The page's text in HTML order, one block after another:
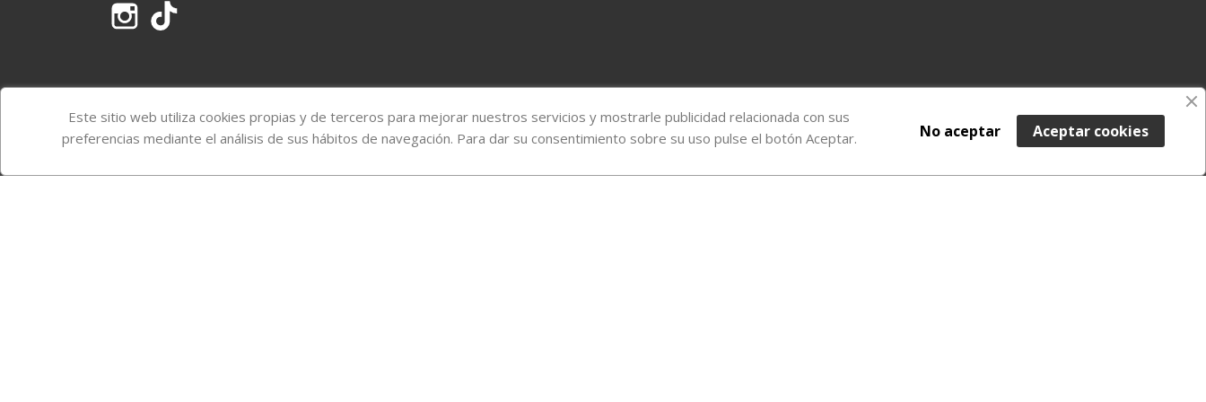
Instagram
Este sitio web utiliza cookies propias y de terceros para mejorar nuestros servicios y mostrarle publicidad relacionada con sus
preferencias mediante el análisis de sus hábitos de navegación. Para dar su consentimiento sobre su uso pulse el botón Aceptar.
Aceptar cookies
No aceptar